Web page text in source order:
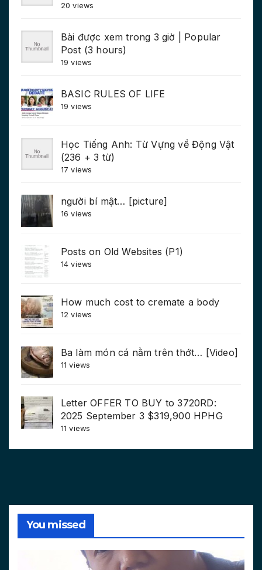
20 views
Bài được xem trong 3 giờ | Popular
Post (3 hours)
19 views
BASIC RULES OF LIFE
19 views
Học Tiếng Anh: Từ Vựng về Động Vật
(236 + 3 từ)
17 views
người bí mật… [picture]
16 views
Posts on Old Websites (P1)
14 views
How much cost to cremate a body
12 views
Ba làm món cá nằm trên thớt… [Video]
11 views
Letter OFFER TO BUY to 3720RD:
2025 September 3 $319,900 HPHG
11 views
You missed